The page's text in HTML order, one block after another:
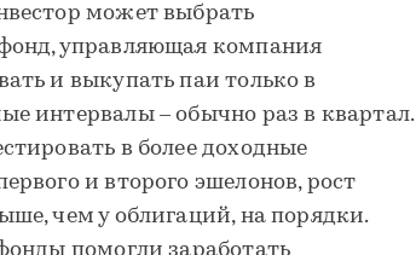
может выбрать
управляющая компания
и выкупать паи только в
интервалы – обычно раз в квартал.
в более доходные
и второго эшелонов, рост
чем у облигаций, на порядки.